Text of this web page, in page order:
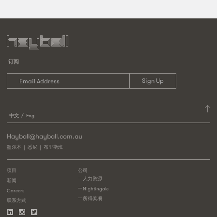
订阅
中文 Eng
Hayball@hayball.com.au
墨尔本 悉尼 布里斯班
公司
人力资源
Nightingale
所得奖项
项目
新闻
Careers
联系方式